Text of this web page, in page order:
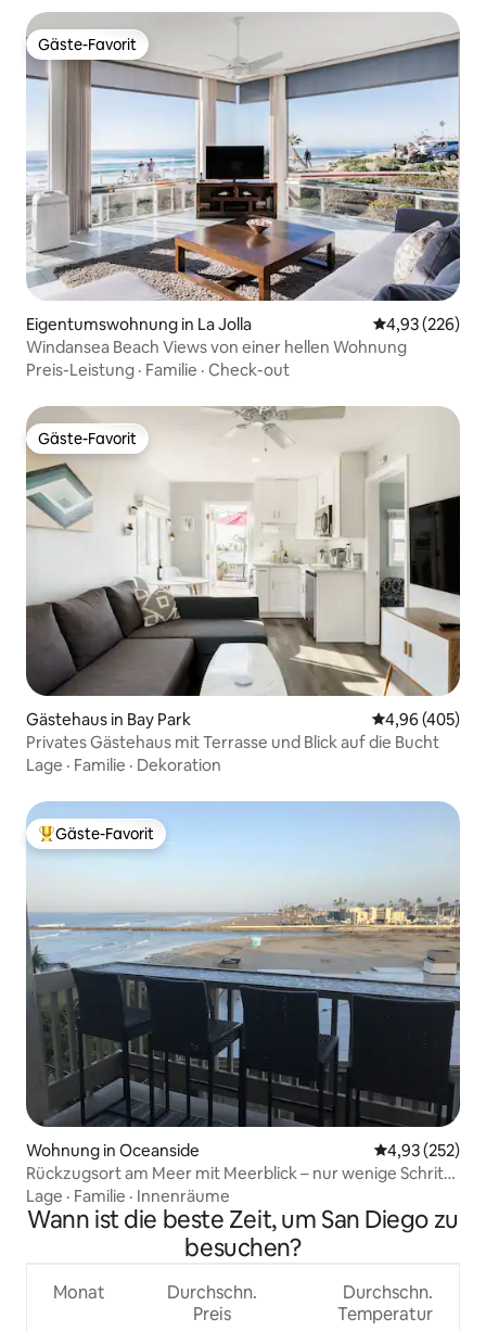
Gäste-Favorit
Gäste-Favorit
Eigentumswohnung in La Jolla
4,93 (226)
Windansea Beach Views von einer hellen Wohnung
Preis-Leistung · Familie · Check-out
Gäste-Favorit
Gäste-Favorit
Gästehaus in Bay Park
4,96 (405)
Privates Gästehaus mit Terrasse und Blick auf die Bucht
Lage · Familie · Dekoration
Beliebter Gäste-Favorit.
Gäste-Favorit
Wohnung in Oceanside
4,93 (252)
Rückzugsort am Meer mit Meerblick – nur wenige Schritte
zum Strand
Lage · Familie · Innenräume
Wann ist die beste Zeit, um San Diego zu
besuchen?
Monat
Durchschn.
Preis
Durchschn.
Temperatur